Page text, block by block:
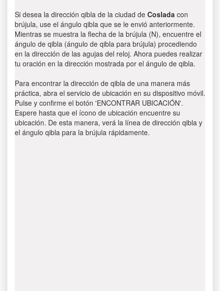
Si desea la dirección qibla de la ciudad de Coslada con
brújula, use el ángulo qibla que se le envió anteriormente.
Mientras se muestra la flecha de la brújula (N), encuentre el
ángulo de qibla (ángulo de qibla para brújula) procediendo
en la dirección de las agujas del reloj. Ahora puedes realizar
tu oración en la dirección mostrada por el ángulo de qibla.
Para encontrar la dirección de qibla de una manera más
práctica, abra el servicio de ubicación en su dispositivo móvil.
Pulse y confirme el botón 'ENCONTRAR UBICACIÓN'.
Espere hasta que el ícono de ubicación encuentre su
ubicación. De esta manera, verá la línea de dirección qibla y
el ángulo qibla para la brújula rápidamente.